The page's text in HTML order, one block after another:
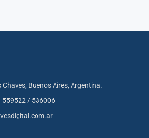
Buenos Aires, Argentina.
559522 / 536006